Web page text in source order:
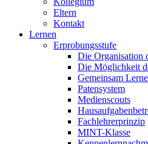
Eltern
Kontakt
Lernen
Erprobungsstufe
Die Organisation
Die Möglichkeit
Gemeinsam
Patensystem
Medienscouts
Fachlehrerprinzip
MINT-Klasse